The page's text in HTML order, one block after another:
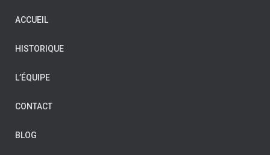
ACCUEIL
HISTORIQUE
L’ÉQUIPE
CONTACT
BLOG